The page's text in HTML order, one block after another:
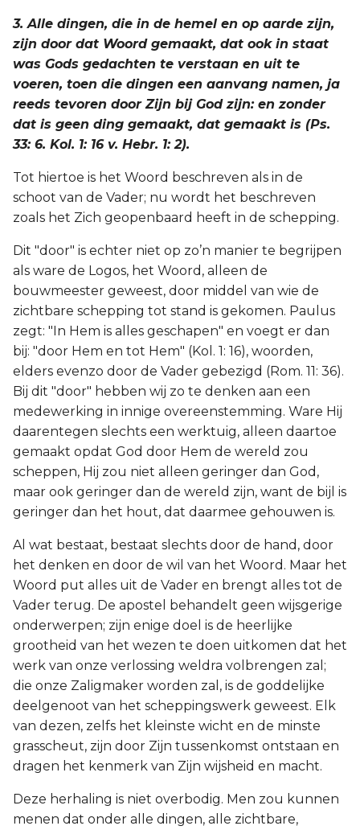
3. Alle dingen, die in de hemel en op aarde zijn,
zijn door dat Woord gemaakt, dat ook in staat
was Gods gedachten te verstaan en uit te
voeren, toen die dingen een aanvang namen, ja
reeds tevoren door Zijn bij God zijn: en zonder
dat is geen ding gemaakt, dat gemaakt is (Ps.
33: 6. Kol. 1: 16 v. Hebr. 1: 2).
Tot hiertoe is het Woord beschreven als in de
schoot van de Vader; nu wordt het beschreven
zoals het Zich geopenbaard heeft in de schepping.
Dit "door" is echter niet op zo’n manier te begrijpen
als ware de Logos, het Woord, alleen de
bouwmeester geweest, door middel van wie de
zichtbare schepping tot stand is gekomen. Paulus
zegt: "In Hem is alles geschapen" en voegt er dan
bij: "door Hem en tot Hem" (Kol. 1: 16), woorden,
elders evenzo door de Vader gebezigd (Rom. 11: 36).
Bij dit "door" hebben wij zo te denken aan een
medewerking in innige overeenstemming. Ware Hij
daarentegen slechts een werktuig, alleen daartoe
gemaakt opdat God door Hem de wereld zou
scheppen, Hij zou niet alleen geringer dan God,
maar ook geringer dan de wereld zijn, want de bijl is
geringer dan het hout, dat daarmee gehouwen is.
Al wat bestaat, bestaat slechts door de hand, door
het denken en door de wil van het Woord. Maar het
Woord put alles uit de Vader en brengt alles tot de
Vader terug. De apostel behandelt geen wijsgerige
onderwerpen; zijn enige doel is de heerlijke
grootheid van het wezen te doen uitkomen dat het
werk van onze verlossing weldra volbrengen zal;
die onze Zaligmaker worden zal, is de goddelijke
deelgenoot van het scheppingswerk geweest. Elk
van dezen, zelfs het kleinste wicht en de minste
grasscheut, zijn door Zijn tussenkomst ontstaan en
dragen het kenmerk van Zijn wijsheid en macht.
Deze herhaling is niet overbodig. Men zou kunnen
menen dat onder alle dingen, alle zichtbare,